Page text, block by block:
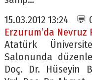
15.03.2012 13:24
Erzurum’da Nevruz
Atatürk
Salonunda
Doç. Dr. Hüseyin